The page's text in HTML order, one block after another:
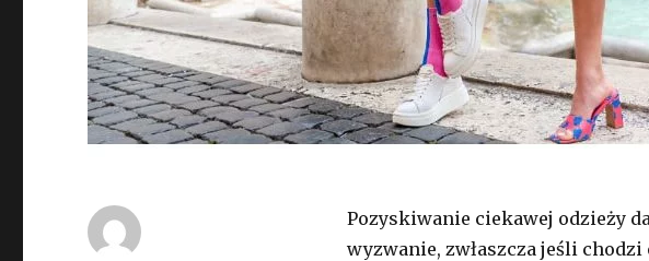
Pozyskiwanie ciekawej odzieży
wyzwanie, zwłaszcza jeśli